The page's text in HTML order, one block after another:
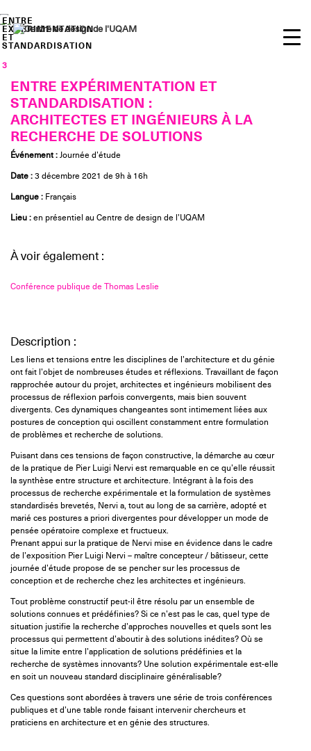
to
content
ENTRE
EXPÉRIMENTATION
ET
STANDARDISATION
3
ENTRE EXPÉRIMENTATION ET
STANDARDISATION :
ARCHITECTES ET INGÉNIEURS À LA
RECHERCHE DE SOLUTIONS
Événement : Journée d’étude
Date : 3 décembre 2021 de 9h à 16h
Langue : Français
Lieu : en présentiel au Centre de design de l’UQAM
À voir également :
Conférence publique de Thomas Leslie
Description :
Les liens et tensions entre les disciplines de l’architecture et du génie
ont fait l’objet de nombreuses études et réflexions. Travaillant de façon
rapprochée autour du projet, architectes et ingénieurs mobilisent des
processus de réflexion parfois convergents, mais bien souvent
divergents. Ces dynamiques changeantes sont intimement liées aux
postures de conception qui oscillent constamment entre formulation
de problèmes et recherche de solutions.
Puisant dans ces tensions de façon constructive, la démarche au cœur
de la pratique de Pier Luigi Nervi est remarquable en ce qu’elle réussit
la synthèse entre structure et architecture. Intégrant à la fois des
processus de recherche expérimentale et la formulation de systèmes
standardisés brevetés, Nervi a, tout au long de sa carrière, adopté et
marié ces postures a priori divergentes pour développer un mode de
pensée opératoire complexe et fructueux.
Prenant appui sur la pratique de Nervi mise en évidence dans le cadre
de l’exposition Pier Luigi Nervi – maître concepteur / bâtisseur, cette
journée d’étude propose de se pencher sur les processus de
conception et de recherche chez les architectes et ingénieurs.
Tout problème constructif peut-il être résolu par un ensemble de
solutions connues et prédéfinies? Si ce n’est pas le cas, quel type de
situation justifie la recherche d’approches nouvelles et quels sont les
processus qui permettent d’aboutir à des solutions inédites? Où se
situe la limite entre l’application de solutions prédéfinies et la
recherche de systèmes innovants? Une solution expérimentale est-elle
en soit un nouveau standard disciplinaire généralisable?
Ces questions sont abordées à travers une série de trois conférences
publiques et d’une table ronde faisant intervenir chercheurs et
praticiens en architecture et en génie des structures.